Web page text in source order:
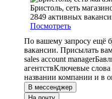
Бристоль, сеть
2849 активных
Посмотреть
По вашему запросу ещё
вакансии. Присылать
sales account manager
агентствКлючевые слова
названии компании и в
В мессенджер